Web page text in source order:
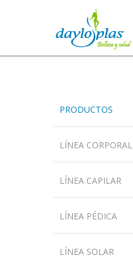
PRODUCTOS
LÍNEA CORPORAL
LÍNEA CAPILAR
LÍNEA PÉDICA
LÍNEA SOLAR